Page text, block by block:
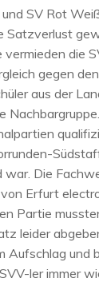
SV Rot
Satzverlust
vermieden die
gegen
aus der
Nachbargruppe.
war. Die
Erfurt
Partie
leider
Aufschlag und
ler immer